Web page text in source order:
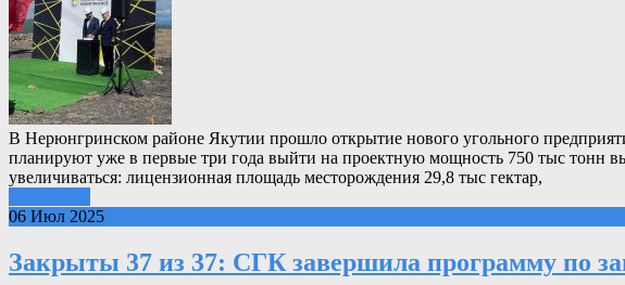
В Нерюнгринском районе Якутии прошло открытие нового угольного
планируют уже в первые три года выйти на проектную мощность 750 тыс тонн
увеличиваться: лицензионная площадь месторождения 29,8 тыс гектар,
06 Июл 2025
Закрыты 37 из 37: СГК завершила программу по